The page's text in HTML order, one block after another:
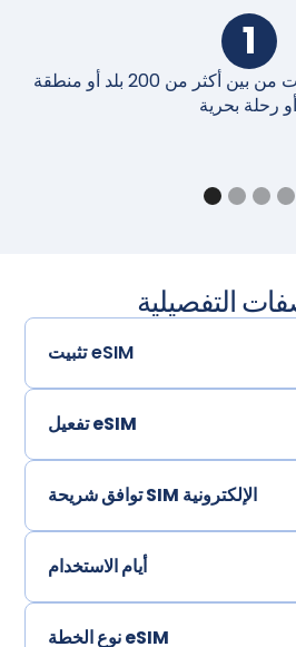
1
اختر وجهتك وباقة البيانات من بين أكثر من 200 بلد أو منطقة
التفصيلية
تثبيت eSIM
تفعيل eSIM
توافق شريحة SIM الإلكترونية
أيام الاستخدام
نوع الخطة eSIM